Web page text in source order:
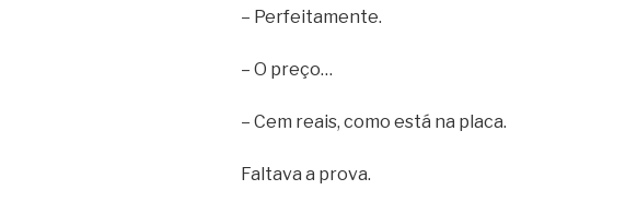
– Perfeitamente.
– O preço…
– Cem reais, como está na placa.
Faltava a prova.